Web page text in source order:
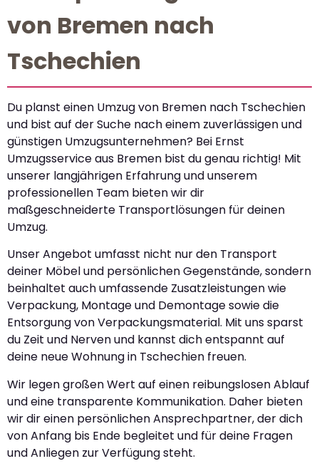
von Bremen nach
Tschechien
Du planst einen Umzug von Bremen nach Tschechien
und bist auf der Suche nach einem zuverlässigen und
günstigen Umzugsunternehmen? Bei Ernst
Umzugsservice aus Bremen bist du genau richtig! Mit
unserer langjährigen Erfahrung und unserem
professionellen Team bieten wir dir
maßgeschneiderte Transportlösungen für deinen
Umzug.
Unser Angebot umfasst nicht nur den Transport
deiner Möbel und persönlichen Gegenstände, sondern
beinhaltet auch umfassende Zusatzleistungen wie
Verpackung, Montage und Demontage sowie die
Entsorgung von Verpackungsmaterial. Mit uns sparst
du Zeit und Nerven und kannst dich entspannt auf
deine neue Wohnung in Tschechien freuen.
Wir legen großen Wert auf einen reibungslosen Ablauf
und eine transparente Kommunikation. Daher bieten
wir dir einen persönlichen Ansprechpartner, der dich
von Anfang bis Ende begleitet und für deine Fragen
und Anliegen zur Verfügung steht.